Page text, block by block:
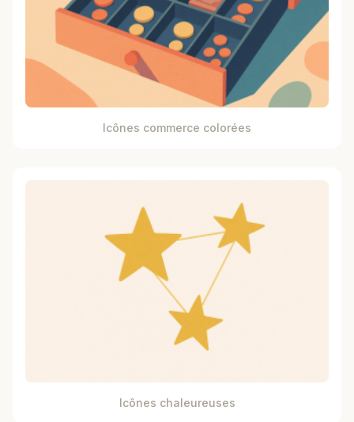
Icônes commerce colorées
Icônes chaleureuses